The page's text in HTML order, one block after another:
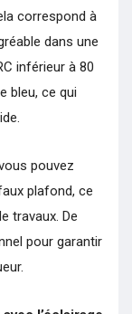
correspond à
dans une
inférieur à 80
bleu, ce qui
pouvez
plafond, ce
travaux. De
pour garantir